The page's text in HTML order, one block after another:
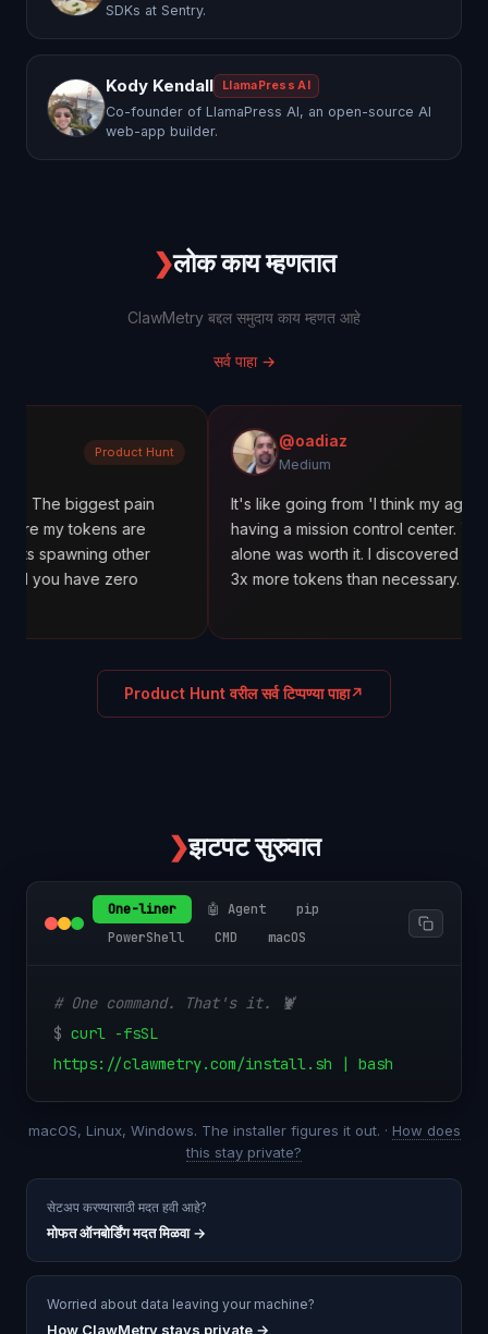
SDKs at Sentry.
Kody Kendall LlamaPress AI
Co-founder of LlamaPress AI, an open-source AI
web-app builder.
❯लोक काय म्हणतात
ClawMetry बद्दल समुदाय काय म्हणत आहे
सर्व पाहा→
Product Hunt
pain
are
other
zero
@oadiaz
Medium
It's like going from 'I think my agents are
having a mission control center. The cost
alone was worth it. I discovered one agent
3x more tokens than necessary.
Product Hunt वरील सर्व टिप्पण्या पाहा↗
❯झटपट सुरुवात
One-liner 🤖 Agent
pip
PowerShell
CMD macOS
# One command. That's it. 🦞
$ curl -fsSL
https://clawmetry.com/install.sh | bash
macOS, Linux, Windows. The installer figures it out. · How does
this stay private?
सेटअप करण्यासाठी मदत हवी आहे?
मोफत ऑनबोर्डिंग मदत मिळवा→
Worried about data leaving your machine?
How ClawMetry stays private →